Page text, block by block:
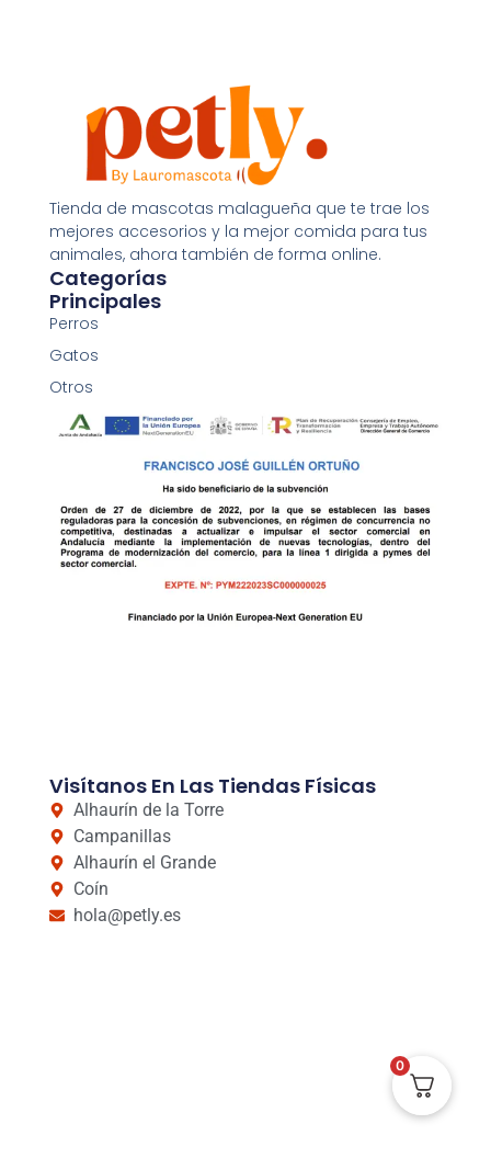
Tienda de mascotas malagueña que te trae los
mejores accesorios y la mejor comida para tus
animales, ahora también de forma online.
Categorías
Principales
Perros
Gatos
Otros
Visítanos En Las Tiendas Físicas
Alhaurín de la Torre
Campanillas
Alhaurín el Grande
Coín
hola@petly.es
0